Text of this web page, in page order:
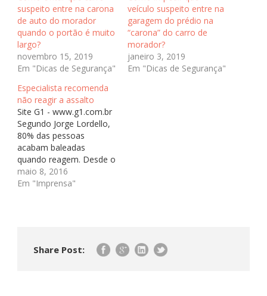
suspeito entre na carona
de auto do morador
quando o portão é muito
largo?
novembro 15, 2019
Em "Dicas de Segurança"
veículo suspeito entre na
garagem do prédio na
“carona” do carro de
morador?
janeiro 3, 2019
Em "Dicas de Segurança"
Especialista recomenda
não reagir a assalto
Site G1 - www.g1.com.br
Segundo Jorge Lordello,
80% das pessoas
acabam baleadas
quando reagem. Desde o
fim de semana, houve
três casos do tipo em
pessoas não reajam se
maio 8, 2016
Em "Imprensa"
Share Post: